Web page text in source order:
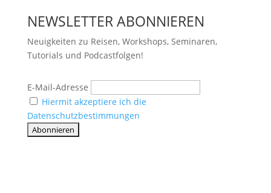
NEWSLETTER ABONNIEREN
Neuigkeiten zu Reisen, Workshops, Seminaren,
Tutorials und Podcastfolgen!
E-Mail-Adresse
Hiermit akzeptiere ich die
Datenschutzbestimmungen